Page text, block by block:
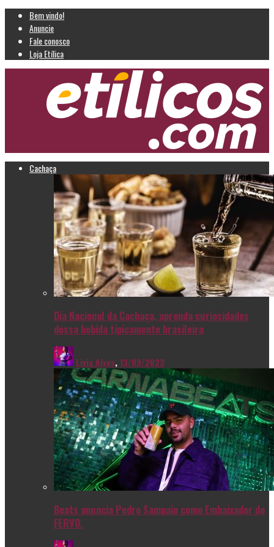
Bem vindo!
Anuncie
Fale conosco
Loja Etílica
Cachaça
Dia Nacional da Cachaça, aprenda curiosidades
dessa bebida tipicamente brasileira
Livia Alves,13/09/2023
Beats anuncia Pedro Sampaio como Embaixador do
FERVO.